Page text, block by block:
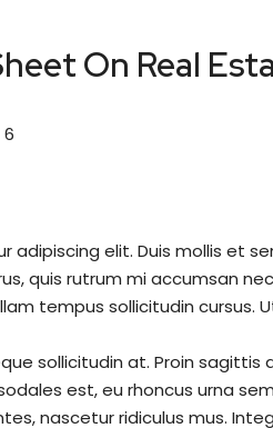
On Real
6
elit. Duis mollis et
quis rutrum mi accumsan
tempus sollicitudin cursus.
sollicitudin at. Proin sagittis
est, eu rhoncus urna
nascetur ridiculus mus.